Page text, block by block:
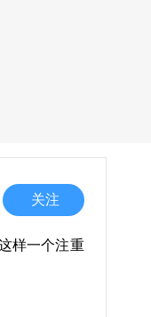
关注
样一个注重